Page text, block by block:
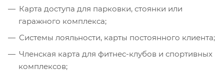
Карта доступа для парковки, стоянки или
гаражного комплекса;
Системы лояльности, карты постоянного клиента;
Членская карта для фитнес-клубов и спортивных
комплексов;